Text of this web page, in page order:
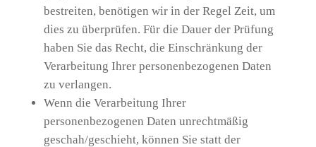
bestreiten, benötigen wir in der Regel Zeit, um
dies zu überprüfen. Für die Dauer der Prüfung
haben Sie das Recht, die Einschränkung der
Verarbeitung Ihrer personenbezogenen Daten
zu verlangen.
Wenn die Verarbeitung Ihrer
personenbezogenen Daten unrechtmäßig
geschah/geschieht, können Sie statt der